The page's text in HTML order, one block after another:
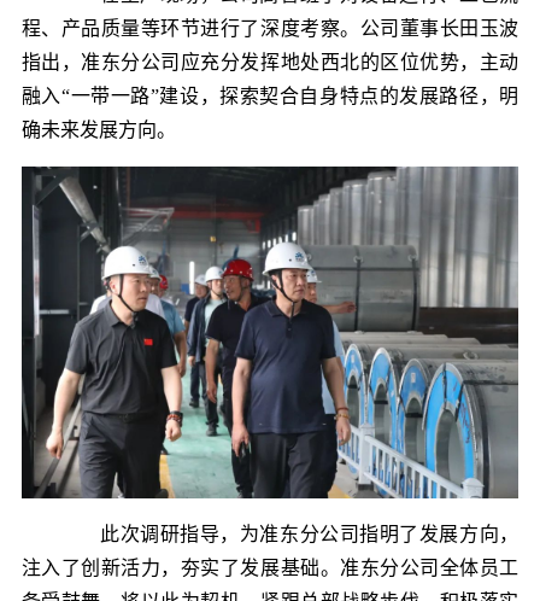
程、产品质量等环节进行了深度考察。公司董事长田玉波
指出，准东分公司应充分发挥地处西北的区位优势，主动
融入“一带一路”建设，探索契合自身特点的发展路径，明
确未来发展方向。
此次调研指导，为准东分公司指明了发展方向，
注入了创新活力，夯实了发展基础。准东分公司全体员工